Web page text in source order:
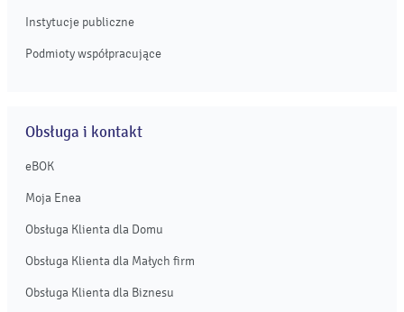
Instytucje publiczne
Podmioty współpracujące
Obsługa i kontakt
eBOK
Moja Enea
Obsługa Klienta dla Domu
Obsługa Klienta dla Małych firm
Obsługa Klienta dla Biznesu